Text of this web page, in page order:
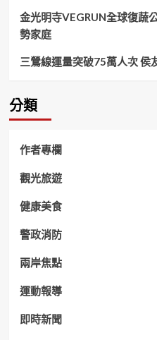
注
意
金光明寺VEGRUN全球復
勢家庭
三鶯線運量突破75萬人次 侯
分類
作者專欄
觀光旅遊
健康美食
警政消防
兩岸焦點
運動報導
即時新聞